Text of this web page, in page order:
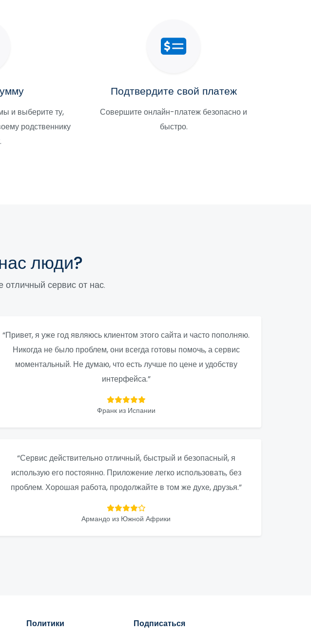
и выберите ту,
родственнику
Подтвердите свой платеж
Совершите онлайн-платеж безопасно и
быстро.
люди?
отличный сервис от нас.
“Привет, я уже год являюсь клиентом этого сайта и часто пополняю.
Никогда не было проблем, они всегда готовы помочь, а сервис
моментальный. Не думаю, что есть лучше по цене и удобству
интерфейса.”
Франк из Испании
“Сервис действительно отличный, быстрый и безопасный, я
использую его постоянно. Приложение легко использовать, без
проблем. Хорошая работа, продолжайте в том же духе, друзья.”
Армандо из Южной Африки
Политики Подписаться